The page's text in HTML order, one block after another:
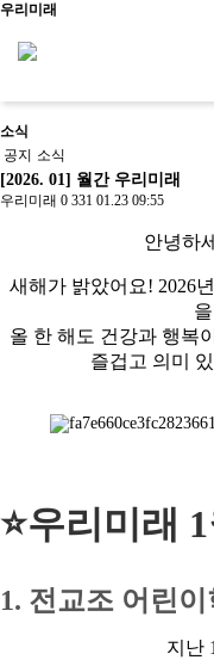
우리미래
신청문의
사업소개
문화유산활용
사업실적
사업소개
문화유산활
역사
메인
역사문화콘텐츠
소식
공지
소식
[2026. 01] 월간 우리미래
우리미래 0 331 01.23 09:55
안녕하
새해가 밝았어요! 2026
올 한 해도 건강과 행복
즐겁고 의미
⭐우리미래
1. 전교조 어린
지난